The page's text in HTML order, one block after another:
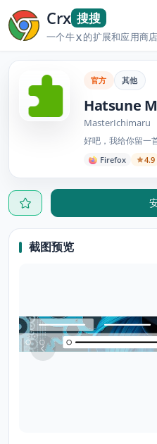
Crx 搜搜
一个牛X的扩展和应用商店
官方 其他
Hatsune
MasterIchimaru
好吧，我给你留一
Firefox 4.9
截图预览